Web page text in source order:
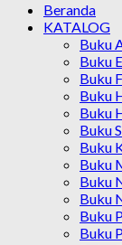
Beranda
KATALOG
Buku
Buku
Buku
Buku
Buku
Buku
Buku
Buku
Buku
Buku
Buku
Buku